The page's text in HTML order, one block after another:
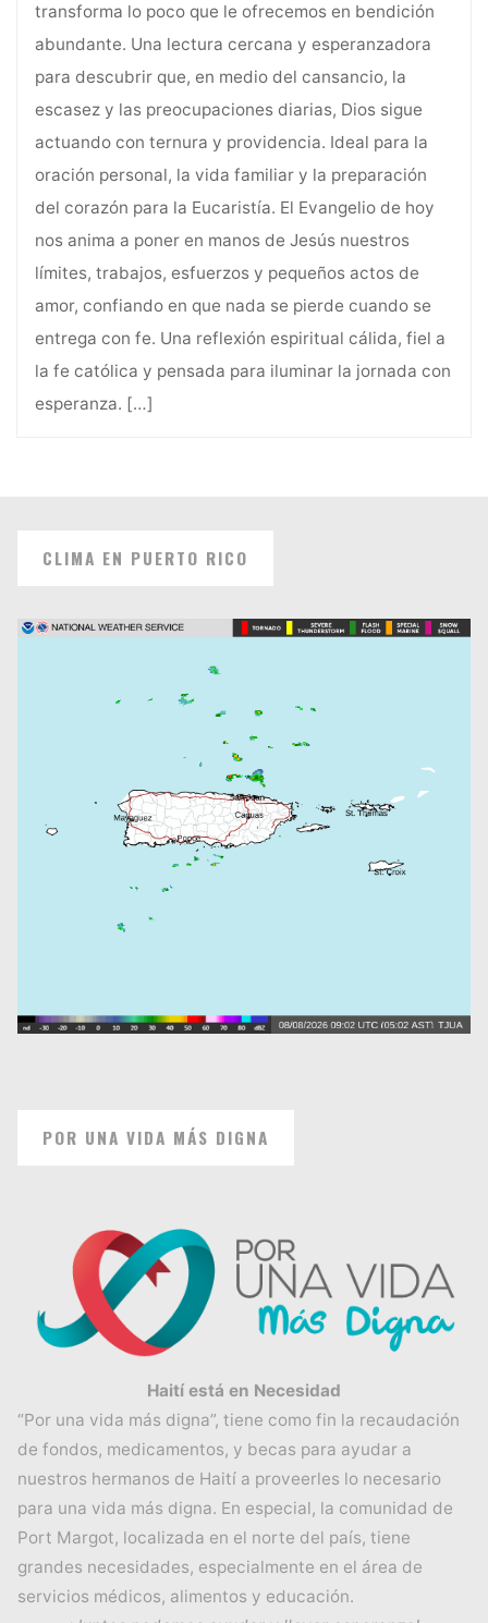
transforma lo poco que le ofrecemos en bendición
abundante. Una lectura cercana y esperanzadora
para descubrir que, en medio del cansancio, la
escasez y las preocupaciones diarias, Dios sigue
actuando con ternura y providencia. Ideal para la
oración personal, la vida familiar y la preparación
del corazón para la Eucaristía. El Evangelio de hoy
nos anima a poner en manos de Jesús nuestros
límites, trabajos, esfuerzos y pequeños actos de
amor, confiando en que nada se pierde cuando se
entrega con fe. Una reflexión espiritual cálida, fiel a
la fe católica y pensada para iluminar la jornada con
esperanza. […]
CLIMA EN PUERTO RICO
POR UNA VIDA MÁS DIGNA
Haití está en Necesidad
“Por una vida más digna”, tiene como fin la recaudación
de fondos, medicamentos, y becas para ayudar a
nuestros hermanos de Haití a proveerles lo necesario
para una vida más digna. En especial, la comunidad de
Port Margot, localizada en el norte del país, tiene
grandes necesidades, especialmente en el área de
servicios médicos, alimentos y educación.